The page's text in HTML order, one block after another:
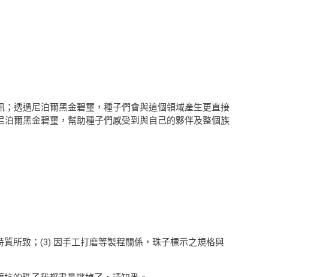
透過尼泊爾黑金碧璽，種子們會與這個領域產生更直接
爾黑金碧璽，幫助種子們感受到與自己的夥伴及整個族
所致；(3) 因手工打磨等製程關係，珠子標示之規格與